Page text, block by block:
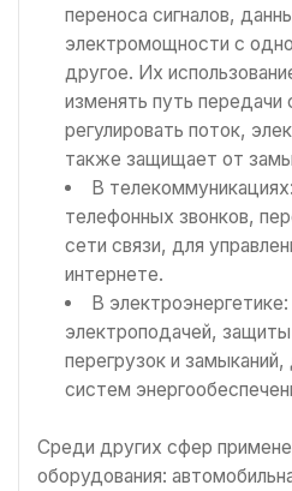
переноса сигналов,
электромощности с
другое. Их
изменять путь передачи
регулировать поток,
также защищает от
В
телефонных звонков,
сети связи, для
интернете.
В
электроподачей,
перегрузок и
систем
Среди других сфер
оборудования: